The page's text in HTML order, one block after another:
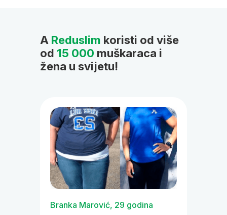
A Reduslim koristi od više
od 15 000 muškaraca i
žena u svijetu!
Branka Marović, 29 godina